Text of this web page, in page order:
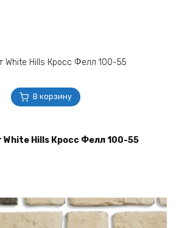
В корзину
White Hills Кросс Фелл 100-55